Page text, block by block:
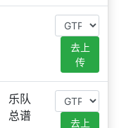
去上
传
乐队
总谱
去上